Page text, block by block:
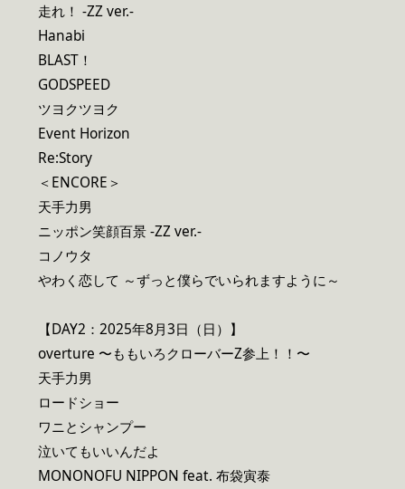
走れ！ -ZZ ver.-
Hanabi
BLAST！
GODSPEED
ツヨクツヨク
Event Horizon
Re:Story
＜ENCORE＞
天手力男
ニッポン笑顔百景 -ZZ ver.-
コノウタ
やわく恋して ～ずっと僕らでいられますように～
【DAY2：2025年8月3日（日）】
overture 〜ももいろクローバーZ参上！！〜
天手力男
ロードショー
ワニとシャンプー
泣いてもいいんだよ
MONONOFU NIPPON feat. 布袋寅泰